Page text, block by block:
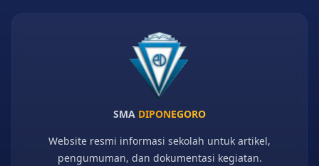
SMA DIPONEGORO
Website resmi informasi sekolah untuk artikel,
pengumuman, dan dokumentasi kegiatan.